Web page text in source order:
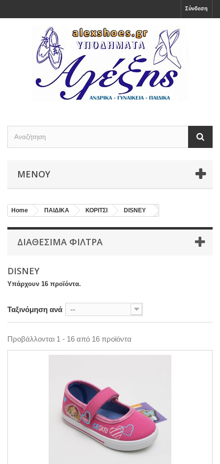
Σύνδεση
ΜΕΝΟΎ
Home ΠΑΙΔΙΚΑ ΚΟΡΙΤΣΙ DISNEY
ΔΙΑΘΕΣΙΜΑ ΦΙΛΤΡΑ
DISNEY
Υπάρχουν 16 προϊόντα.
Ταξινόμηση ανά --
Προβάλλονται 1 - 16 από 16 προϊόντα